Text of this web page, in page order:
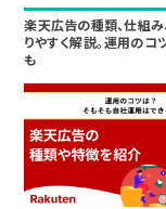
楽天広告の種類、仕組
りやすく解説。運用の
も